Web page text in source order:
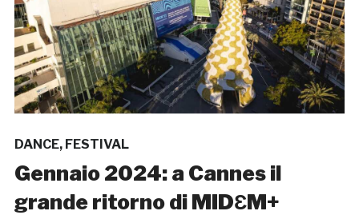
DANCE, FESTIVAL
Gennaio 2024: a Cannes il
grande ritorno di MIDƐM+